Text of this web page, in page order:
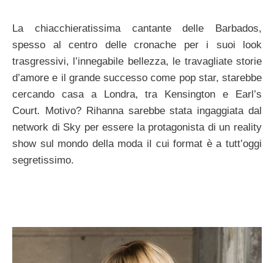
La chiacchieratissima cantante delle Barbados,
spesso al centro delle cronache per i suoi look
trasgressivi, l’innegabile bellezza, le travagliate storie
d’amore e il grande successo come pop star, starebbe
cercando casa a Londra, tra Kensington e Earl’s
Court. Motivo? Rihanna sarebbe stata ingaggiata dal
network di Sky per essere la protagonista di un reality
show sul mondo della moda il cui format è a tutt’oggi
segretissimo.